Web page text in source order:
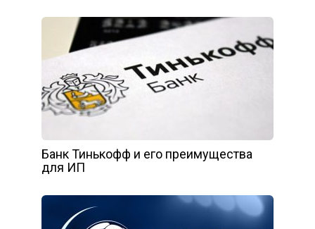
Банк Тинькофф и его преимущества
для ИП